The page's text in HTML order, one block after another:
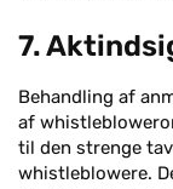
7.
Behandling af
af
til den strenge
whistleblowere.